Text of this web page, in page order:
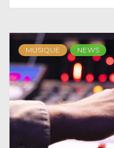
MUSIQUE NEWS